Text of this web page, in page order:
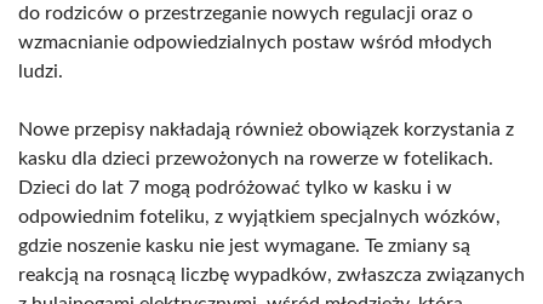
do rodziców o przestrzeganie nowych regulacji oraz o
wzmacnianie odpowiedzialnych postaw wśród młodych
ludzi.
Nowe przepisy nakładają również obowiązek korzystania z
kasku dla dzieci przewożonych na rowerze w fotelikach.
Dzieci do lat 7 mogą podróżować tylko w kasku i w
odpowiednim foteliku, z wyjątkiem specjalnych wózków,
gdzie noszenie kasku nie jest wymagane. Te zmiany są
reakcją na rosnącą liczbę wypadków, zwłaszcza związanych